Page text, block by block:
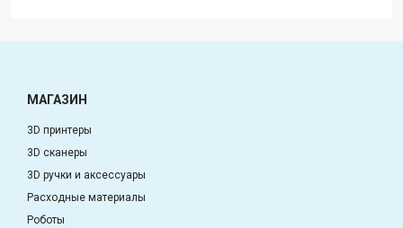
МАГАЗИН
3D принтеры
3D сканеры
3D ручки и аксессуары
Расходные материалы
Роботы